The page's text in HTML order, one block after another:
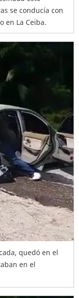
se conducía con
en La Ceiba.
quedó en el
en el